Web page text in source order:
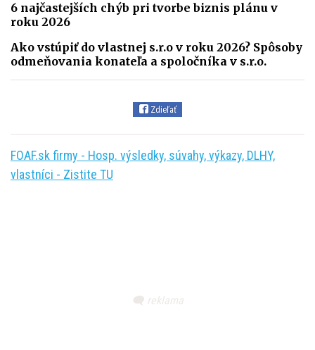
6 najčastejších chýb pri tvorbe biznis plánu v
roku 2026
Ako vstúpiť do vlastnej s.r.o v roku 2026? Spôsoby
odmeňovania konateľa a spoločníka v s.r.o.
Zdieľať
FOAF.sk firmy - Hosp. výsledky, súvahy, výkazy, DLHY,
vlastníci - Zistite TU